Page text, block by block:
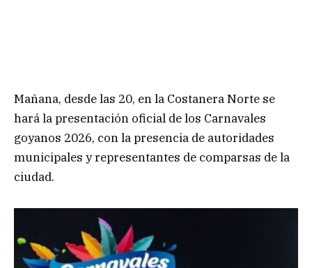
Mañana, desde las 20, en la Costanera Norte se
hará la presentación oficial de los Carnavales
goyanos 2026, con la presencia de autoridades
municipales y representantes de comparsas de la
ciudad.